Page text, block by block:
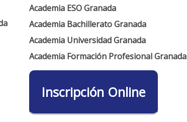
Academia ESO Granada
Academia Bachillerato Granada
Academia Universidad Granada
Academia Formación Profesional Granada
Inscripción Online